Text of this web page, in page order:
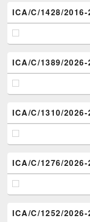
ICA/C/1428/2016-
ICA/C/1389/2026-
ICA/C/1310/2026-
ICA/C/1276/2026-
ICA/C/1252/2026-